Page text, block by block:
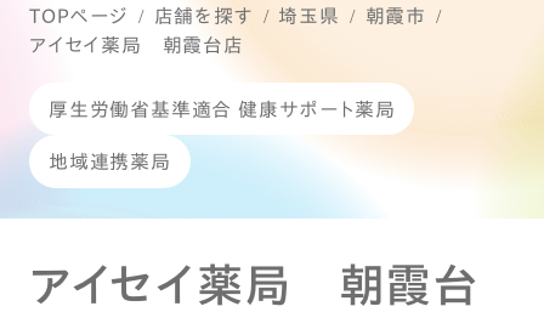
TOPページ 店舗を探す 埼玉県
朝霞市
アイセイ薬局 朝霞台店
厚生労働省基準適合 健康サポート薬局
地域連携薬局
アイセイ薬局 朝霞台